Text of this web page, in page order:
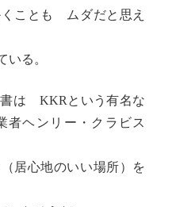
ことも ムダだと思え
いる。
は KKRという有名な
者ヘンリー・クラビス
居心地のいい場所）を